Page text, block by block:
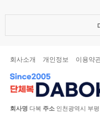
회사소개 개인정보 이용약
회사명 다복 주소 인천광역시 부